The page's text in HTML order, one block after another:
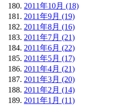
2011年10月 (18)
2011年9月 (19)
2011年8月 (16)
2011年7月 (21)
2011年6月 (22)
2011年5月 (17)
2011年4月 (21)
2011年3月 (20)
2011年2月 (14)
2011年1月 (11)